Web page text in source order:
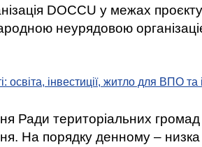
DOCCU у межах
неурядовою
освіта, інвестиції, житло для ВПО
Ради територіальних громад
На порядку денному –